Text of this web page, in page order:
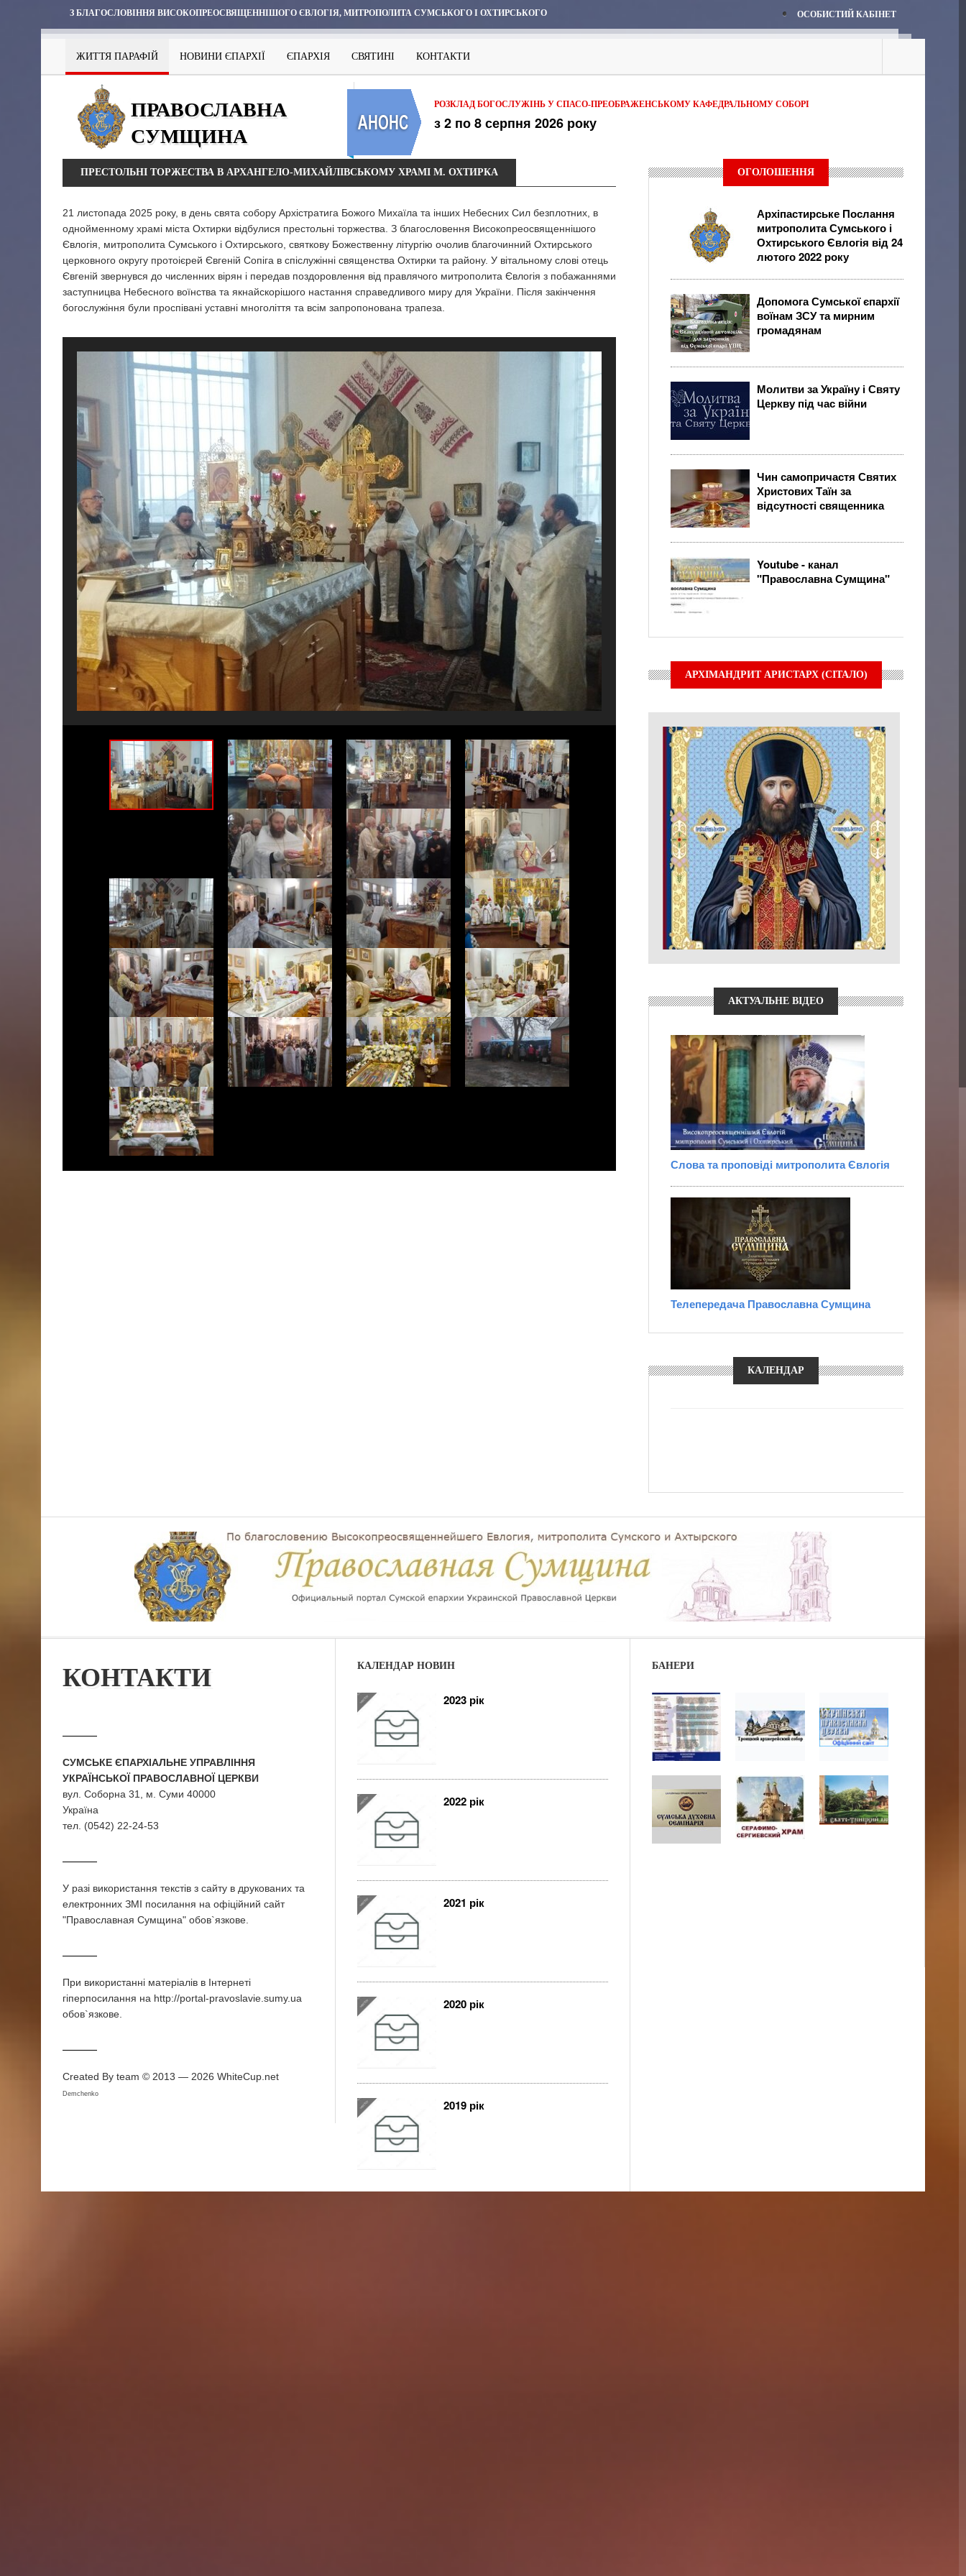
З БЛАГОСЛОВІННЯ ВИСОКОПРЕОСВЯЩЕННІШОГО ЄВЛОГІЯ, МИТРОПОЛИТА СУМСЬКОГО І ОХТИРСЬКОГО ОСОБИСТИЙ КАБІНЕТ
ЖИТТЯ ПАРАФІЙ НОВИНИ ЄПАРХІЇ ЄПАРХІЯ СВЯТИНІ КОНТАКТИ
ПРАВОСЛАВНА
СУМЩИНА
РОЗКЛАД БОГОСЛУЖІНЬ У СПАСО-ПРЕОБРАЖЕНСЬКОМУ КАФЕДРАЛЬНОМУ СОБОРІ
з 2 по 8 серпня 2026 року
ПРЕСТОЛЬНІ ТОРЖЕСТВА В АРХАНГЕЛО-МИХАЙЛІВСЬКОМУ ХРАМІ М. ОХТИРКА
21 листопада 2025 року, в день свята собору Архістратига Божого Михаїла та інших Небесних Сил безплотних, в
однойменному храмі міста Охтирки відбулися престольні торжества. З благословення Високопреосвященнішого
Євлогія, митрополита Сумського і Охтирського, святкову Божественну літургію очолив благочинний Охтирського
церковного округу протоієрей Євгеній Сопіга в спіслужінні священства Охтирки та району. У вітальному слові отець
Євгеній звернувся до численних вірян і передав поздоровлення від правлячого митрополита Євлогія з побажаннями
заступницва Небесного воїнства та якнайскорішого настання справедливого миру для України. Після закінчення
богослужіння були проспівані уставні многоліття та всім запропонована трапеза.
ОГОЛОШЕННЯ
Архіпастирське Послання
митрополита Сумського і
Охтирського Євлогія від 24
лютого 2022 року
Допомога Сумської єпархії
воїнам ЗСУ та мирним
громадянам
Молитви за Україну і Святу
Церкву під час війни
Чин самопричастя Святих
Христових Таїн за
відсутності священника
Youtube - канал
"Православна Сумщина"
АРХІМАНДРИТ АРИСТАРХ (СІТАЛО)
АКТУАЛЬНЕ ВІДЕО
Слова та проповіді митрополита Євлогія
Телепередача Православна Сумщина
КАЛЕНДАР
КОНТАКТИ
СУМСЬКЕ ЄПАРХІАЛЬНЕ УПРАВЛІННЯ
УКРАЇНСЬКОЇ ПРАВОСЛАВНОЇ ЦЕРКВИ
вул. Соборна 31, м. Суми 40000
Україна
тел. (0542) 22-24-53
У разi використання текстiв з сайту в друкованих та
електронних ЗМI посилання на офіційний сайт
"Православная Сумщина" обов`язкове.
При використаннi матерiалiв в Iнтернетi
гiперпосилання на http://portal-pravoslavie.sumy.ua
обов`язкове.
Created By team © 2013 — 2026 WhiteCup.net
Demchenko
КАЛЕНДАР НОВИН
2023 рік
2022 рік
2021 рік
2020 рік
2019 рік
БАНЕРИ